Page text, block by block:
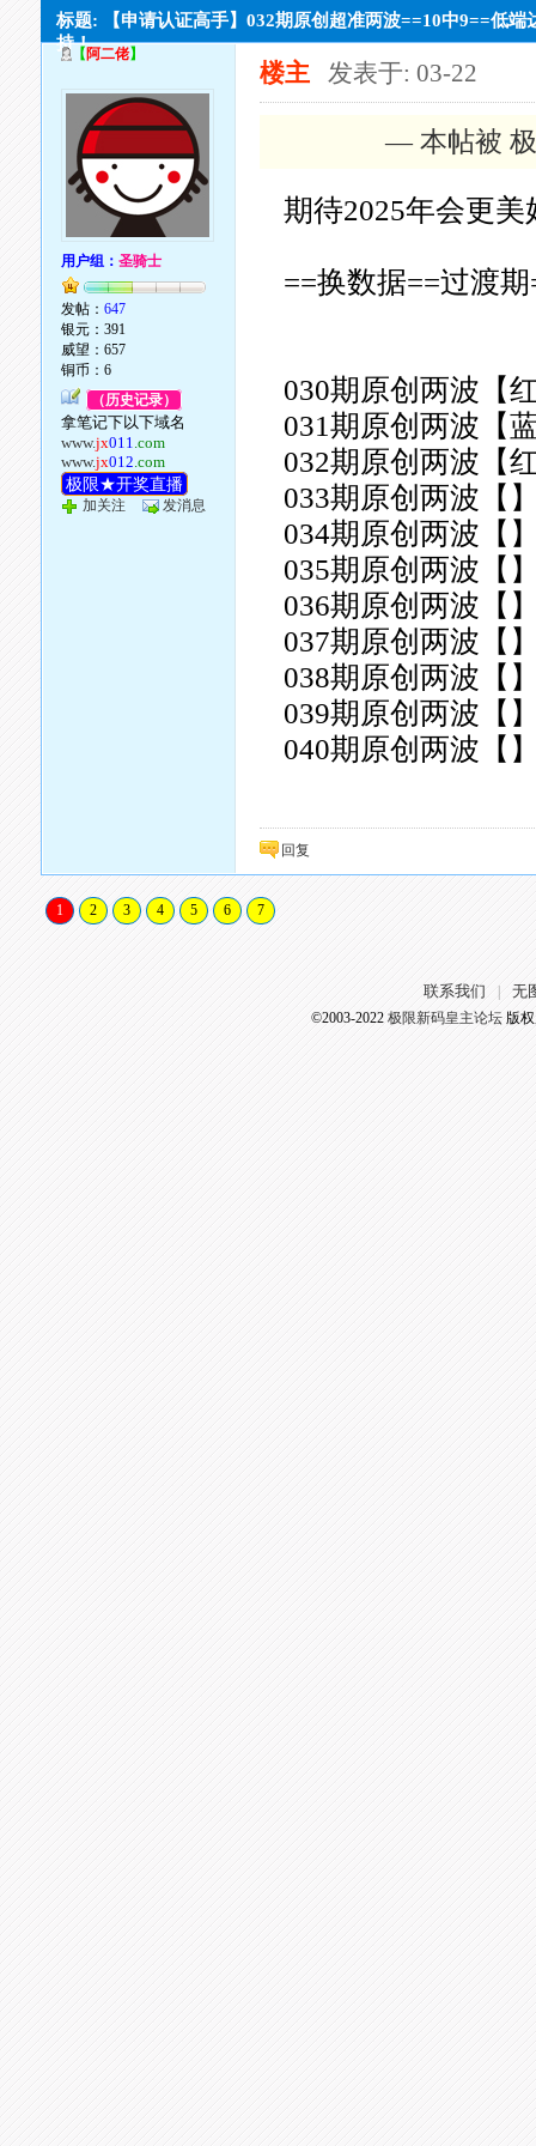
标题: 【申请认证高手】032期原创超准两波==10中9==低端
持！
【 阿二佬】
用户组：圣骑士
发帖：647
银元：391
威望：657
铜币：6
（历史记录）
拿笔记下以下域名
www.jx011.com
www.jx012.com
极限★开奖直播
加关注 发消息
楼主 发表于: 03-22
— 本帖被
期待2025年会更
==换数据==过渡
030期原创两波【
031期原创两波【
032期原创两波【
033期原创两波【
034期原创两波【
035期原创两波【
036期原创两波【
037期原创两波【
038期原创两波【
039期原创两波【
040期原创两波【
回复
1 2 3 4 5 6 7
联系我们 无
©2003-2022 极限新码皇主论坛版权